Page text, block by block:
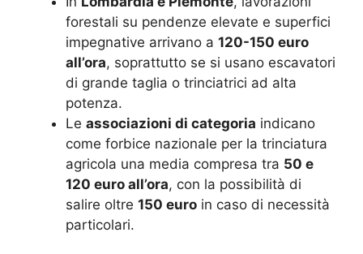
forestali su pendenze elevate e superfici
impegnative arrivano a 120-150 euro
all’ora, soprattutto se si usano escavatori
di grande taglia o trinciatrici ad alta
potenza.
Le associazioni di categoria indicano
come forbice nazionale per la trinciatura
agricola una media compresa tra 50 e
120 euro all’ora, con la possibilità di
salire oltre 150 euro in caso di necessità
particolari.